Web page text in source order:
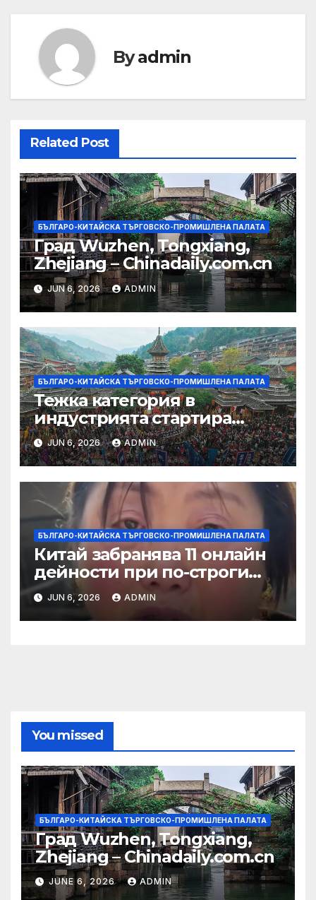
Byadmin
Related Post
БЪЛГАРО-КИТАЙСКА ТЪРГОВСКО-ПРОМИШЛЕНА ПАЛАТА
Град Wuzhen, Tongxiang,
Zhejiang – Chinadaily.com.cn
JUN 6, 2026 ADMIN
БЪЛГАРО-КИТАЙСКА ТЪРГОВСКО-ПРОМИШЛЕНА ПАЛАТА
Тежка категория в
индустрията стартира
алианс за космическа
слънчева енергия
JUN 6, 2026 ADMIN
БЪЛГАРО-КИТАЙСКА ТЪРГОВСКО-ПРОМИШЛЕНА ПАЛАТА
Китай забранява 11 онлайн
дейности при по-строги
правила за ограничаване на
слуховете и
кибернасилниците
JUN 6, 2026 ADMIN
You missed
БЪЛГАРО-КИТАЙСКА ТЪРГОВСКО-ПРОМИШЛЕНА ПАЛАТА
Град Wuzhen, Tongxiang,
Zhejiang – Chinadaily.com.cn
JUNE 6, 2026 ADMIN